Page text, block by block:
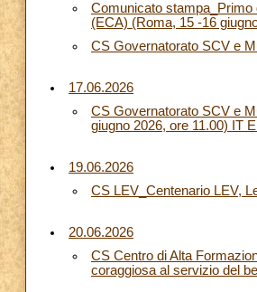
Comunicato stampa_Primo
(ECA) (Roma, 15 -16
CS Governatorato SCV e
17.06.2026
CS Governatorato SCV e
giugno 2026, ore 11.00) IT
19.06.2026
CS LEV_Centenario LEV,
20.06.2026
CS Centro di Alta
coraggiosa al servizio del